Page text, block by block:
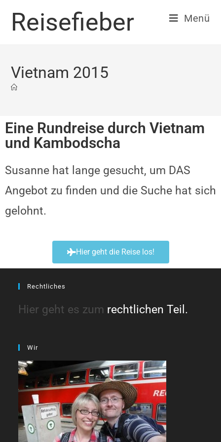
Reisefieber Menü
Vietnam 2015
Eine Rundreise durch Vietnam
und Kambodscha
Susanne hat lange gesucht, um DAS
Angebot zu finden und die Suche hat sich
gelohnt.
Hier geht die Reise los!
Rechtliches
Hier geht es zum rechtlichen Teil.
Wir